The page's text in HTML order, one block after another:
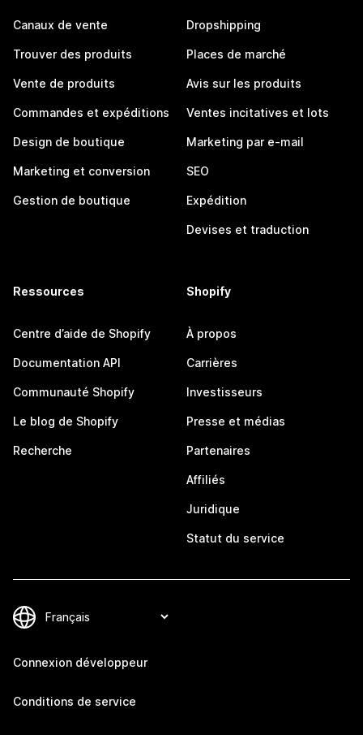
Canaux de vente
Trouver des produits
Vente de produits
Commandes et expéditions
Design de boutique
Marketing et conversion
Gestion de boutique
Dropshipping
Places de marché
Avis sur les produits
Ventes incitatives et lots
Marketing par e-mail
SEO
Expédition
Devises et traduction
Ressources
Centre d’aide de Shopify
Documentation API
Communauté Shopify
Le blog de Shopify
Recherche
Shopify
À propos
Carrières
Investisseurs
Presse et médias
Partenaires
Affiliés
Juridique
Statut du service
Connexion développeur
Conditions de service